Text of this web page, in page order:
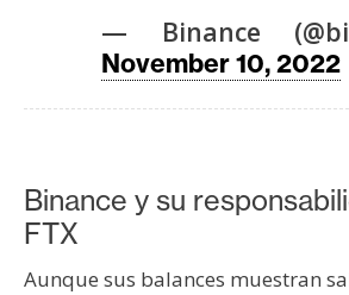
— Binance
November 10, 2022
Binance y su
FTX
Aunque sus balances muestran